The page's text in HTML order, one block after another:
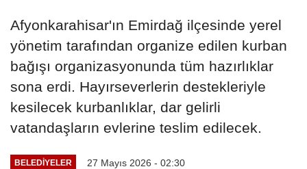
Afyonkarahisar'ın Emirdağ ilçesinde yerel
yönetim tarafından organize edilen kurban
bağışı organizasyonunda tüm hazırlıklar
sona erdi. Hayırseverlerin destekleriyle
kesilecek kurbanlıklar, dar gelirli
vatandaşların evlerine teslim edilecek.
BELEDIYELER 27 Mayıs 2026 - 02:30